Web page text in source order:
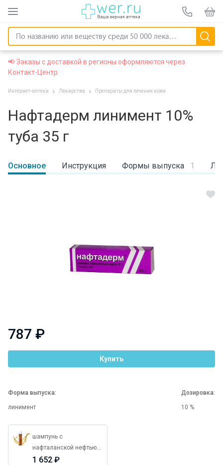
📢 Заказы с доставкой в регионы оформляются через
Контакт-Центр
Интернет-аптека Лекарства Препараты для лечения кожи
Нафтадерм линимент 10%
туба 35 г
Основное Инструкция Формы выпуска 1
787 ₽
Купить
Форма выпуска:
линимент
Дозировка:
10 %
шампунь с
нафталанской нефтью
250 мл
1 652 ₽